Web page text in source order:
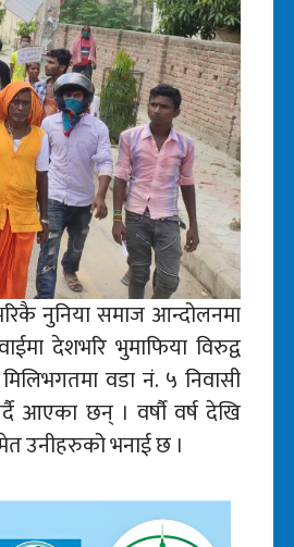
नुनिया समाज आन्दोलनमा
देशभरि भुमाफिया विरुद्व
वडा नं. ५ निवासी
आएका छन् । वर्षौ वर्ष देखि
उनीहरुको भनाई छ ।